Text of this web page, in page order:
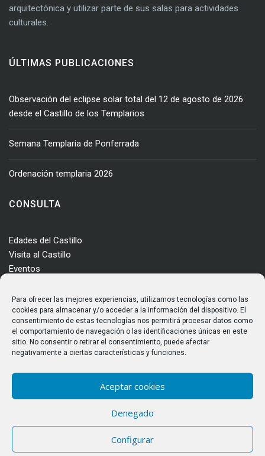
Para ofrecer las mejores experiencias, utilizamos tecnologías como las
cookies para almacenar y/o acceder a la información del dispositivo. El
consentimiento de estas tecnologías nos permitirá procesar datos como
el comportamiento de navegación o las identificaciones únicas en este
sitio. No consentir o retirar el consentimiento, puede afectar
negativamente a ciertas características y funciones.
Aceptar cookies
Denegado
Configurar
arquitectónica y utilizar parte de sus salas para actividades
culturales.
ÚLTIMAS PUBLICACIONES
Observación del eclipse solar total del 12 de agosto de 2026
desde el Castillo de los Templarios
Semana Templaria de Ponferrada
Ordenación templaria 2026
CONSULTA
Edades del Castillo
Visita al Castillo
Eventos
Enclave
Más información
Consultas
Horarios y tarifas
© Castillo de los Templarios. Todos los derechos reservados